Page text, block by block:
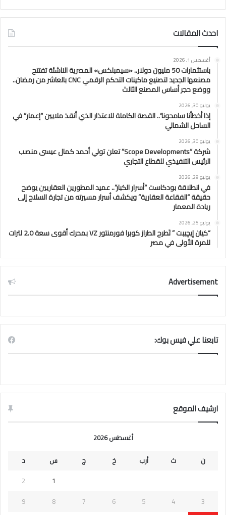
احدث المقالات
أغسطس 1, 2026
باستثمارات 50 مليون دولار.. «سيمبلكس» المصرية الناشئة تفتتح
مصنعها الجديد لتصنيع ماكينات التحكم الرقمي CNC بالعاشر من رمضان..
ووضع حجر أساس المصنع الثالث
يوليو 30, 2026
إذا أخطأنا سامحونا”.. القصة الكاملة للاعتذار الذي أنقذ ملايين “إعمار” في
الساحل الشمالي
يوليو 30, 2026
شركة “Scope Developments” تعلن تولي أحمد كمال عيسى منصب
الرئيس التنفيذي للقطاع التجاري
يوليو 29, 2026
في انطلاقة بودكاست “أسرار الكبار”.. عميد المطورين العقاريين يوضح
حقيقة “الفقاعة العقارية” ويكشف أسرار مسيرته من تجارة السلاح إلى
ريادة المعمار
يوليو 25, 2026
“كيان إيچيبت ” تَطرح الطراز كوبرا فورمنتور VZ بمحرك أقوى سعة 2.0 لترات
للمرة الأولى في مصر
Advertisement
تابعنا علي فيس بوك:
ارشيف الموقع
أغسطس 2026
ن
ث أرب خ ج س
د
1
2
3
4
5
6
7
8
9